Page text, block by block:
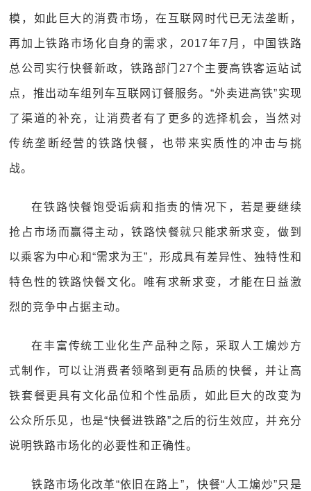
模，如此巨大的消费市场，在互联网时代已无法垄断，
再加上铁路市场化自身的需求，2017年7月，中国铁路
总公司实行快餐新政，铁路部门27个主要高铁客运站试
点，推出动车组列车互联网订餐服务。“外卖进高铁”实现
了渠道的补充，让消费者有了更多的选择机会，当然对
传统垄断经营的铁路快餐，也带来实质性的冲击与挑
战。
在铁路快餐饱受诟病和指责的情况下，若是要继续
抢占市场而赢得主动，铁路快餐就只能求新求变，做到
以乘客为中心和“需求为王”，形成具有差异性、独特性和
特色性的铁路快餐文化。唯有求新求变，才能在日益激
烈的竞争中占据主动。
在丰富传统工业化生产品种之际，采取人工煸炒方
式制作，可以让消费者领略到更有品质的快餐，并让高
铁套餐更具有文化品位和个性品质，如此巨大的改变为
公众所乐见，也是“快餐进铁路”之后的衍生效应，并充分
说明铁路市场化的必要性和正确性。
铁路市场化改革“依旧在路上”，快餐“人工煸炒”只是